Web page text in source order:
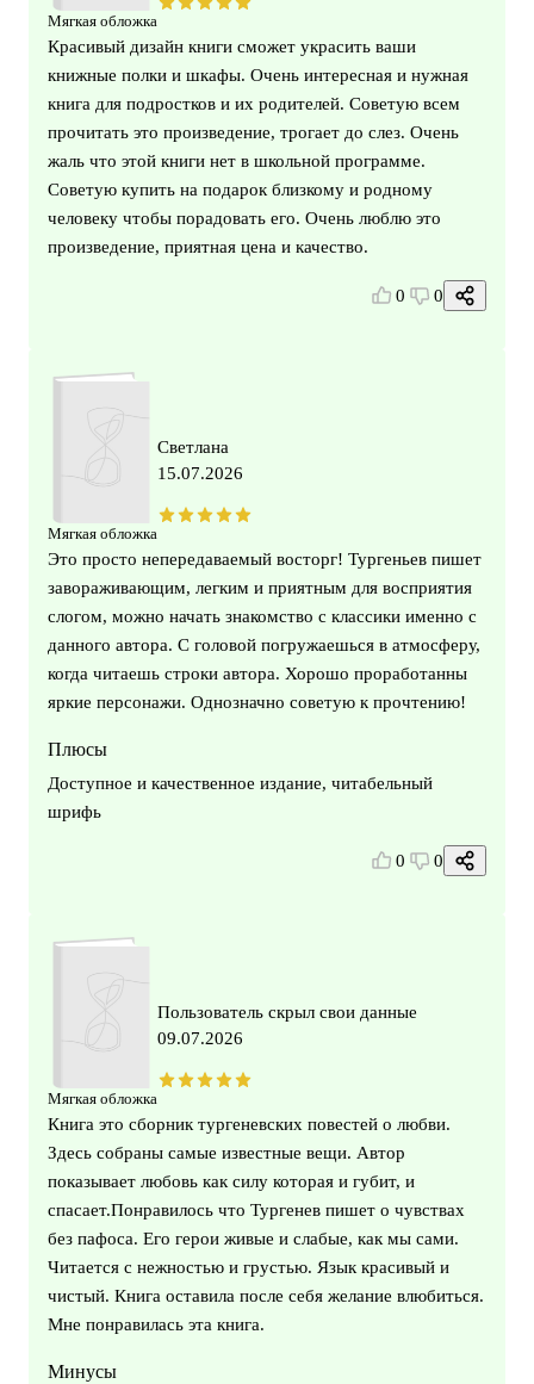
Мягкая обложка
Красивый дизайн книги сможет украсить ваши
книжные полки и шкафы. Очень интересная и нужная
книга для подростков и их родителей. Советую всем
прочитать это произведение, трогает до слез. Очень
жаль что этой книги нет в школьной программе.
Советую купить на подарок близкому и родному
человеку чтобы порадовать его. Очень люблю это
произведение, приятная цена и качество.
0 0
Мягкая обложка
Светлана
15.07.2026
Это просто непередаваемый восторг! Тургеньев пишет
завораживающим, легким и приятным для восприятия
слогом, можно начать знакомство с классики именно с
данного автора. С головой погружаешься в атмосферу,
когда читаешь строки автора. Хорошо проработанны
яркие персонажи. Однозначно советую к прочтению!
Плюсы
Доступное и качественное издание, читабельный
шрифь
0 0
Мягкая обложка
Пользователь скрыл свои данные
09.07.2026
Книга это сборник тургеневских повестей о любви.
Здесь собраны самые известные вещи. Автор
показывает любовь как силу которая и губит, и
спасает.Понравилось что Тургенев пишет о чувствах
без пафоса. Его герои живые и слабые, как мы сами.
Читается с нежностью и грустью. Язык красивый и
чистый. Книга оставила после себя желание влюбиться.
Мне понравилась эта книга.
Минусы